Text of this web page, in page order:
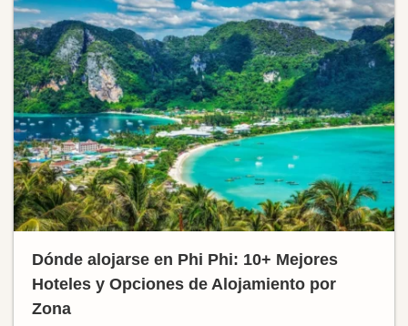
Dónde alojarse en Phi Phi: 10+ Mejores
Hoteles y Opciones de Alojamiento por
Zona